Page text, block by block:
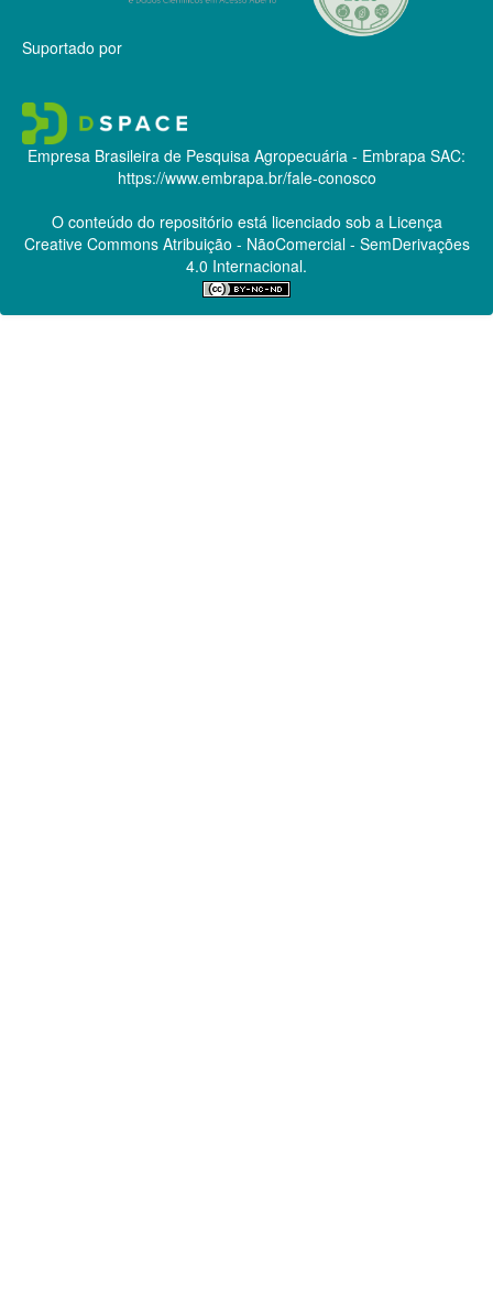
Suportado por
Empresa Brasileira de Pesquisa Agropecuária - Embrapa SAC:
https://www.embrapa.br/fale-conosco
O conteúdo do repositório está licenciado sob a Licença
Creative CommonsAtribuição - NãoComercial - SemDerivações
4.0 Internacional.